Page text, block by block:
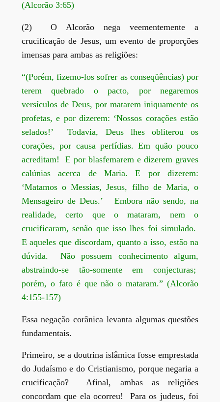
(Alcorão 3:65)
(2) O Alcorão nega veementemente a
crucificação de Jesus, um evento de proporções
imensas para ambas as religiões:
“(Porém, fizemo-los sofrer as conseqüências) por
terem quebrado o pacto, por negaremos
versículos de Deus, por matarem iniquamente os
profetas, e por dizerem: ‘Nossos corações estão
selados!’ Todavia, Deus lhes obliterou os
corações, por causa perfídias. Em quão pouco
acreditam! E por blasfemarem e dizerem graves
calúnias acerca de Maria. E por dizerem:
‘Matamos o Messias, Jesus, filho de Maria, o
Mensageiro de Deus.’ Embora não sendo, na
realidade, certo que o mataram, nem o
crucificaram, senão que isso lhes foi simulado.
E aqueles que discordam, quanto a isso, estão na
dúvida. Não possuem conhecimento algum,
abstraindo-se tão-somente em conjecturas;
porém, o fato é que não o mataram.” (Alcorão
4:155-157)
Essa negação corânica levanta algumas questões
fundamentais.
Primeiro, se a doutrina islâmica fosse emprestada
do Judaísmo e do Cristianismo, porque negaria a
crucificação? Afinal, ambas as religiões
concordam que ela ocorreu! Para os judeus, foi